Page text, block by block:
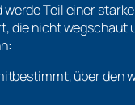
werde Teil einer
die nicht wegschaut
über den